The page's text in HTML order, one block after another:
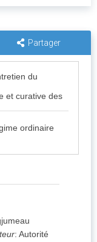
Partager
du
et curative des
ordinaire
: Autorité